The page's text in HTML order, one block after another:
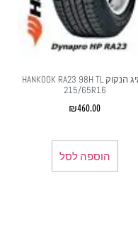
צמיג הנקוק HANKOOK RA23 98H TL
215/65R16
₪460.00
הוספה לסל